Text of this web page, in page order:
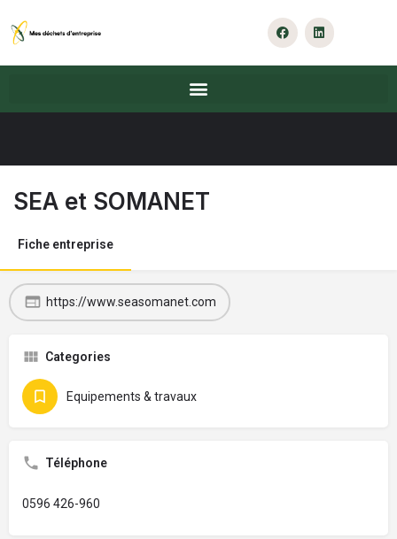
SEA et SOMANET
Fiche entreprise
https://www.seasomanet.com
Categories
Equipements & travaux
Téléphone
0596 426-960